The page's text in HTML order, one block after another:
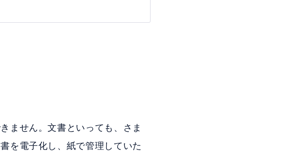
ません。文書といっても、さま
を電子化し、紙で管理していた